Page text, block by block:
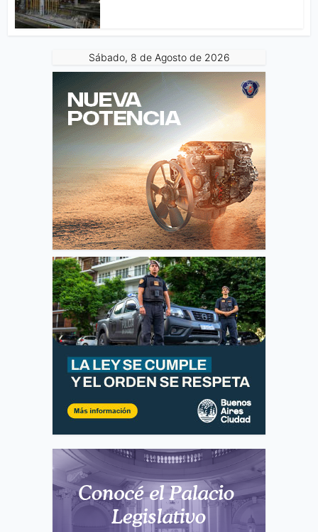
Sábado, 8 de Agosto de 2026